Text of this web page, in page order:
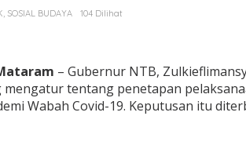
, SOSIAL BUDAYA 104 Dilihat
– Gubernur NTB,
tentang penetapan
Wabah Covid-19. Keputusan itu